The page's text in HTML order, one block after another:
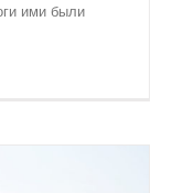
ими были